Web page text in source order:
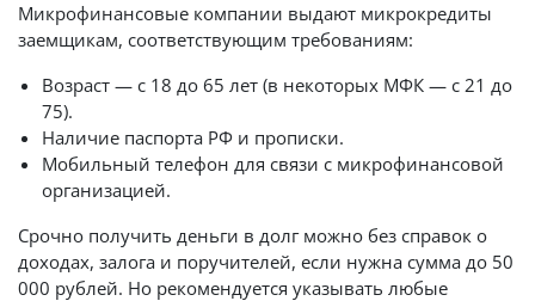
Микрофинансовые компании выдают микрокредиты
заемщикам, соответствующим требованиям:
Возраст — с 18 до 65 лет (в некоторых МФК — с 21 до
75).
Наличие паспорта РФ и прописки.
Мобильный телефон для связи с микрофинансовой
организацией.
Срочно получить деньги в долг можно без справок о
доходах, залога и поручителей, если нужна сумма до 50
000 рублей. Но рекомендуется указывать любые